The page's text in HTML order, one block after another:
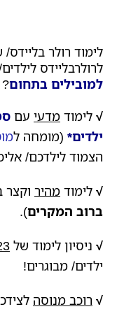
לימוד רולר בליידס/
לרולרבליידס
למובילים בתחום?
√ לימוד מדעי עם
ילדים* (מומחה ל
הצמוד לילדכם/
√ לימוד מהיר וקצר
ברוב המקרים).
√ ניסיון לימוד של 23
ילדים/ מבוגרים!
√ רוכב מנוסה